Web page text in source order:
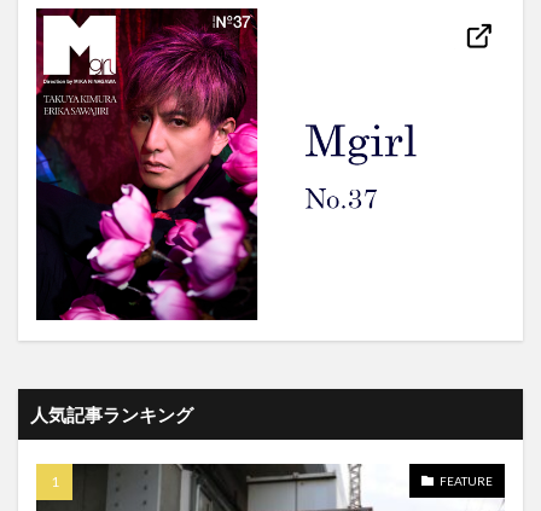
人気記事ランキング
FEATURE